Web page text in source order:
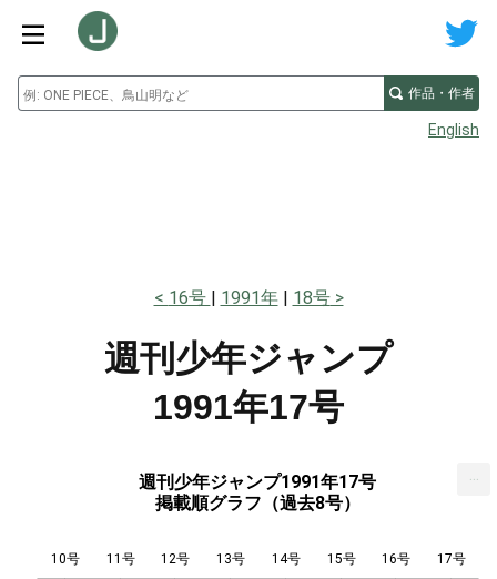
作品・作者
English
16号 1991年 18号
週刊少年ジャンプ
1991年17号
週刊少年ジャンプ1991年17号
掲載順グラフ（過去8号）
10号 11号 12号 13号 14号 15号 16号 17号